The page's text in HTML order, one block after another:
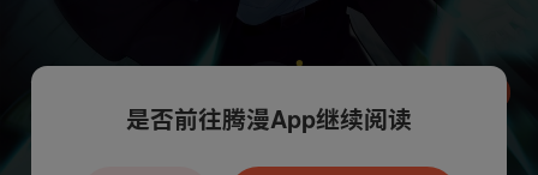
本章节仅支持App阅读，可打开App新用
是否前往腾漫App继续阅读